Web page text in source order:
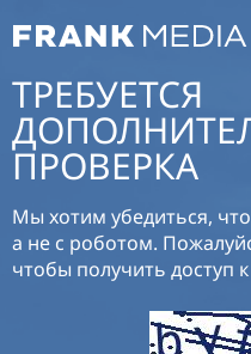
ТРЕБУЕТСЯ
ПРОВЕРКА
Мы хотим убедиться,
а не с роботом.
чтобы получить доступ к